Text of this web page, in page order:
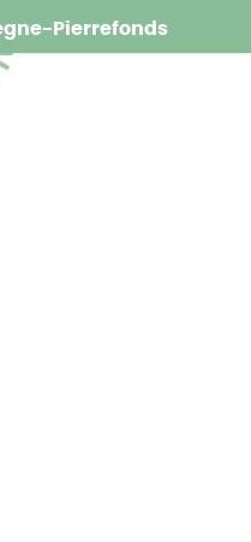
Pierrefonds